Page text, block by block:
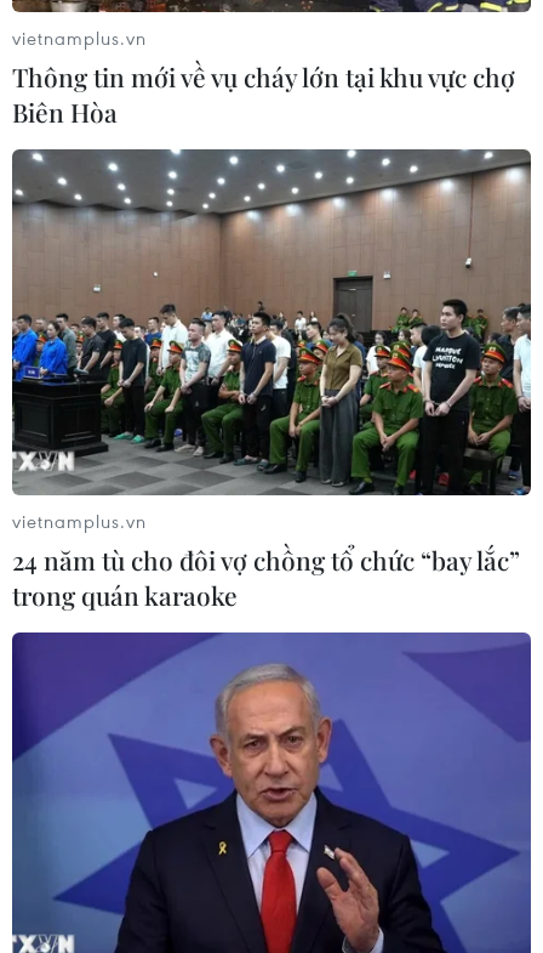
vietnamplus.vn
Thông tin mới về vụ cháy lớn tại khu vực chợ
Biên Hòa
vietnamplus.vn
24 năm tù cho đôi vợ chồng tổ chức “bay lắc”
trong quán karaoke